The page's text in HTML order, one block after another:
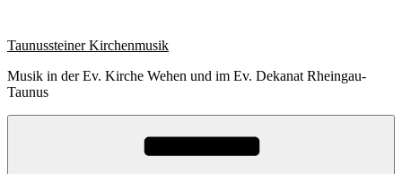
springen
Taunussteiner Kirchenmusik
Musik in der Ev. Kirche Wehen und im Ev. Dekanat Rheingau-
Taunus